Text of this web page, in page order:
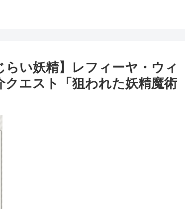
い妖精】レフィーヤ・ウィ
エスト「狙われた妖精魔術